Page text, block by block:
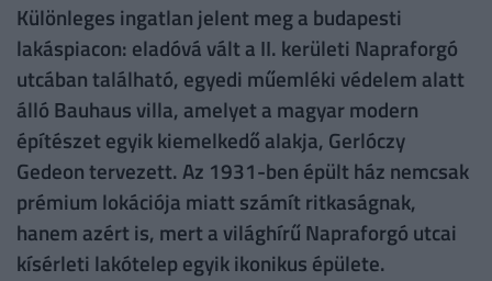
Különleges ingatlan jelent meg a budapesti
lakáspiacon: eladóvá vált a II. kerületi Napraforgó
utcában található, egyedi műemléki védelem alatt
álló Bauhaus villa, amelyet a magyar modern
építészet egyik kiemelkedő alakja, Gerlóczy
Gedeon tervezett. Az 1931-ben épült ház nemcsak
prémium lokációja miatt számít ritkaságnak,
hanem azért is, mert a világhírű Napraforgó utcai
kísérleti lakótelep egyik ikonikus épülete.